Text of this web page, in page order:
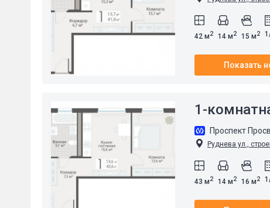
42 м2 14 м2 15 м2
Показать
1-
Проспект
Руднева ул.,
43 м2 14 м2 16 м2